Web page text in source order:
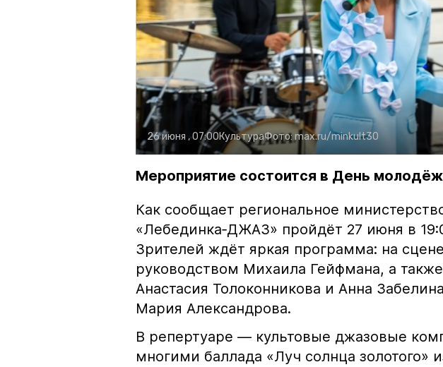
26 июня , 07:00КультураФото:max.ru/minkult30
Мероприятие состоится в День
Как сообщает региональное
«Лебединка‑ДЖАЗ» пройдёт 27 июня в
Зрителей ждёт яркая программа: на
руководством Михаила Гейфмана, а
Анастасия Толоконникова и Анна
Мария Александрова.
В репертуаре — культовые джазовые
многими баллада «Луч солнца золотого»